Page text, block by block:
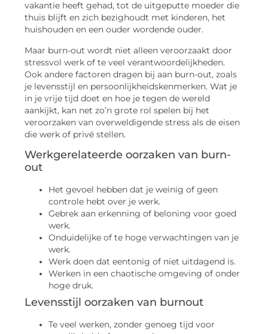
vakantie heeft gehad, tot de uitgeputte moeder die
thuis blijft en zich bezighoudt met kinderen, het
huishouden en een ouder wordende ouder.
Maar burn-out wordt niet alleen veroorzaakt door
stressvol werk of te veel verantwoordelijkheden.
Ook andere factoren dragen bij aan burn-out, zoals
je levensstijl en persoonlijkheidskenmerken. Wat je
in je vrije tijd doet en hoe je tegen de wereld
aankijkt, kan net zo’n grote rol spelen bij het
veroorzaken van overweldigende stress als de eisen
die werk of privé stellen.
Werkgerelateerde oorzaken van burn-
out
Het gevoel hebben dat je weinig of geen
controle hebt over je werk.
Gebrek aan erkenning of beloning voor goed
werk.
Onduidelijke of te hoge verwachtingen van je
werk.
Werk doen dat eentonig of niet uitdagend is.
Werken in een chaotische omgeving of onder
hoge druk.
Levensstijl oorzaken van burnout
Te veel werken, zonder genoeg tijd voor